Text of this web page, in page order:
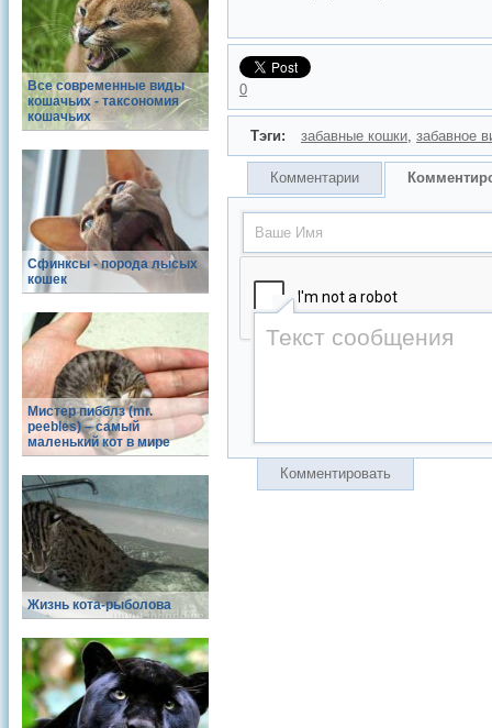
Все современные виды
кошачьих - таксономия
кошачьих
Сфинксы - порода лысых
кошек
Мистер пибблз (mr.
peebles) – самый
маленький кот в мире
Жизнь кота-рыболова
0
Тэги: забавные кошки, забавное
Комментарии
Комментировать